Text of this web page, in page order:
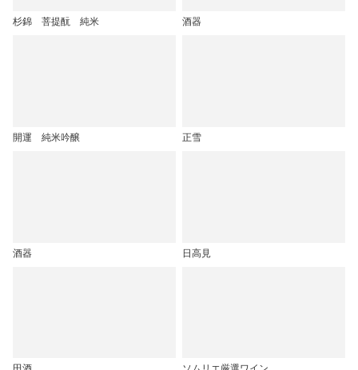
杉錦 菩提酛 純米 酒器
開運 純米吟醸 正雪
酒器 日高見